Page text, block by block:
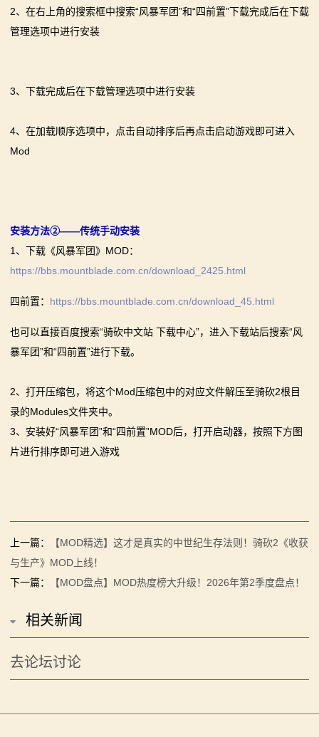
2、在右上角的搜索框中搜索“风暴军团”和“四前置”下载完成后在下载
管理选项中进行安装
3、下载完成后在下载管理选项中进行安装
4、在加载顺序选项中，点击自动排序后再点击启动游戏即可进入
Mod
安装方法②——传统手动安装
1、下载《风暴军团》MOD：
https://bbs.mountblade.com.cn/download_2425.html
四前置： https://bbs.mountblade.com.cn/download_45.html
也可以直接百度搜索“骑砍中文站 下载中心”，进入下载站后搜索“风
暴军团”和“四前置”进行下载。
2、打开压缩包，将这个Mod压缩包中的对应文件解压至骑砍2根目
录的Modules文件夹中。
3、安装好“风暴军团”和“四前置”MOD后，打开启动器，按照下方图
片进行排序即可进入游戏
上一篇：
【MOD精选】这才是真实的中世纪生存法则！骑砍2《收获
与生产》MOD上线！
下一篇：
【MOD盘点】MOD热度榜大升级！2026年第2季度盘点！
相关新闻
去论坛讨论